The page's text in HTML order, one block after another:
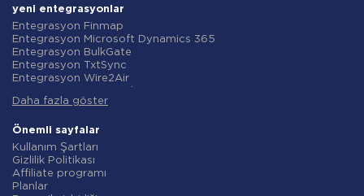
Entegrasyon ClickUp
Entegrasyon Airtable
Entegrasyon Google Contacts
Entegrasyon OpenAI (ChatGPT)
Entegrasyon Instagram
Entegrasyon ActiveCampaign
Entegrasyon Typeform
Entegrasyon Salesforce CRM
Entegrasyon Notion
Entegrasyon AWeber
Entegrasyon Asana
Entegrasyon ZOHO CRM
Entegrasyon Webhooks
yeni entegrasyonlar
Entegrasyon Finmap
Entegrasyon Microsoft Dynamics 365
Entegrasyon BulkGate
Entegrasyon TxtSync
Entegrasyon Wire2Air
Entegrasyon Infobip
Entegrasyon AtomPark
Entegrasyon TXTImpact
Entegrasyon Campaign Monitor
Entegrasyon CM.com
Entegrasyon D7 Networks
Daha fazla göster
Önemli sayfalar
Kullanım Şartları
Gizlilik Politikası
Affiliate programı
Planlar